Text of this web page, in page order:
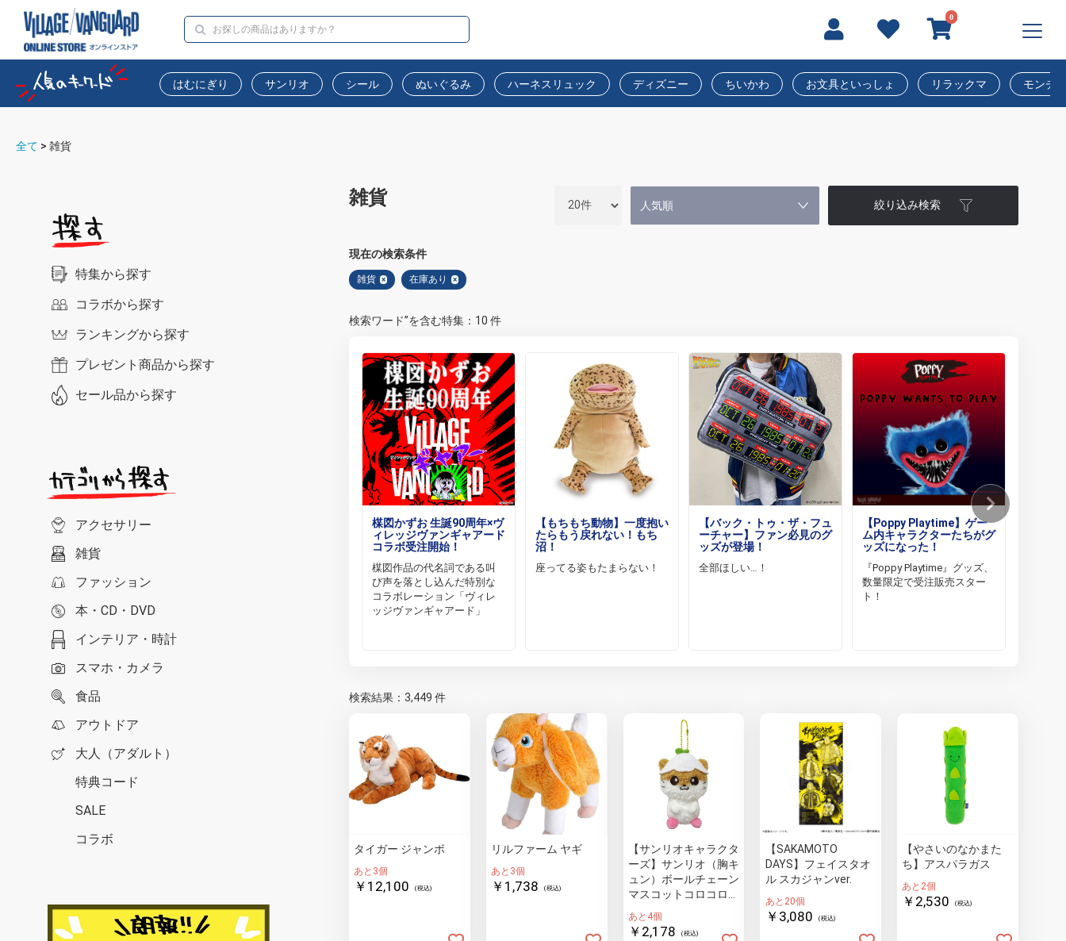
0
はむにぎり サンリオ シール ぬいぐるみ ハーネスリュック ディズニー ちいかわ お文具といっしょ リラックマ モンチ
全て > 雑貨
特集から探す
コラボから探す
ランキングから探す
プレゼント商品から探す
セール品から探す
アクセサリー
雑貨
ファッション
本・CD・DVD
インテリア・時計
スマホ・カメラ
食品
アウトドア
大人（アダルト）
特典コード
SALE
コラボ
雑貨 絞り込み検索
現在の検索条件
雑貨 × 在庫あり ×
検索ワード”を含む特集：10 件
楳図かずお 生誕90周年×ヴ
ィレッジヴァンギャアード
コラボ受注開始！
楳図作品の代名詞である叫
び声を落とし込んだ特別な
コラボレーション「ヴィレ
ッジヴァンギャアード」
【もちもち動物】一度抱い
たらもう戻れない！もち
沼！
座ってる姿もたまらない！
【バック・トゥ・ザ・フュ
ーチャー】ファン必見のグ
ッズが登場！
全部ほしい…！
【Poppy Playtime】ゲー
ム内キャラクターたちがグ
ッズになった！
『Poppy Playtime』グッズ、
数量限定で受注販売スター
ト！
検索結果：3,449 件
タイガー ジャンボ
あと3個
￥12,100 (税込)
リルファーム ヤギ
あと3個
￥1,738 (税込)
【サンリオキャラクタ
ーズ】サンリオ（胸キ
ュン）ボールチェーン
マスコットコロコロク
リリン
あと4個
￥2,178 (税込)
【SAKAMOTO
DAYS】フェイスタオ
ル スカジャンver.
あと20個
￥3,080 (税込)
【やさいのなかまた
ち】アスパラガス
あと2個
￥2,530 (税込)